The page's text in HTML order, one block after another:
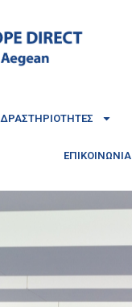
ΔΡΑΣΤΗΡΙΌΤΗΤΕΣ
ΕΠΙΚΟΙΝΩΝΊΑ